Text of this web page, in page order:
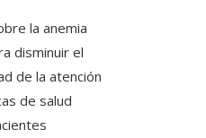
la anemia
disminuir el
de la atención
de salud